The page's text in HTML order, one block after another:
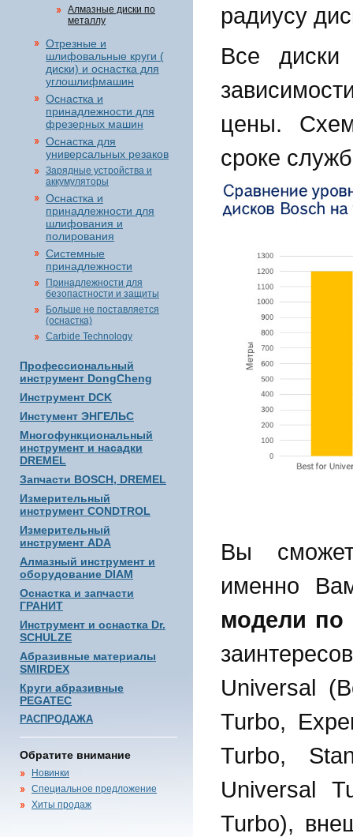
Алмазные диски по
металлу
Отрезные и
шлифовальные круги (
диски) и оснастка для
углошлифмашин
Оснастка и
принадлежности для
фрезерных машин
Оснастка для
универсальных резаков
Зарядные устройства и
аккумуляторы
Оснастка и
принадлежности для
шлифования и
полирования
Системные
принадлежности
Принадлежности для
безопастности и защиты
Больше не поставляется
(оснастка)
Carbide Technology
Профессиональный
инструмент DongCheng
Инструмент DCK
Инстумент ЭНГЕЛЬС
Многофункциональный
инструмент и насадки
DREMEL
Запчасти BOSCH, DREMEL
Измерительный
инструмент CONDTROL
Измерительный
инструмент ADA
Алмазный инструмент и
оборудование DIAM
Оснастка и запчасти
ГРАНИТ
Инструмент и оснастка Dr.
SCHULZE
Абразивные материалы
SMIRDEX
Круги абразивные
PEGATEC
РАСПРОДАЖА
Обратите внимание
Новинки
Специальное предложение
Хиты продаж
радиусу
Все диски
цены.
сроке
Вы
именно
модели по
Universal
Turbo,
Turbo,
Universal
Turbo),